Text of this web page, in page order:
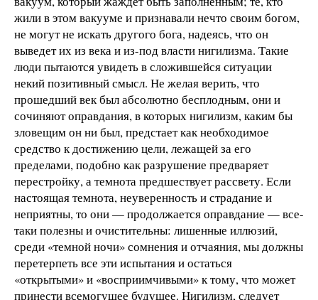
жили в этом вакууме и признавали нечто своим богом,
не могут не искать другого бога, надеясь, что он
выведет их из века и из-под власти нигилизма. Такие
люди пытаются увидеть в сложившейся ситуации
некий позитивный смысл. Не желая верить, что
прошедший век был абсолютно бесплодным, они и
сочиняют оправдания, в которых нигилизм, каким бы
зловещим он ни был, предстает как необходимое
средство к достижению цели, лежащей за его
пределами, подобно как разрушение предваряет
перестройку, а темнота предшествует рассвету. Если
настоящая темнота, неуверенность и страдание и
неприятны, то они — продолжается оправдание — все-
таки полезны и очистительны: лишенные иллюзий,
среди «темной ночи» сомнения и отчаяния, мы должны
перетерпеть все эти испытания и остаться
«открытыми» и «восприимчивыми» к тому, что может
принести всемогущее будущее. Нигилизм, следует